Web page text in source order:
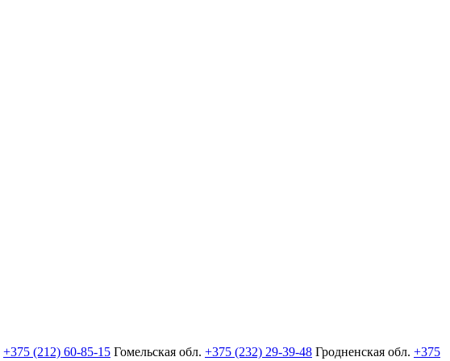
+375 (212) 60-85-15 Гомельская обл. +375 (232) 29-39-48 Гродненская обл. +375